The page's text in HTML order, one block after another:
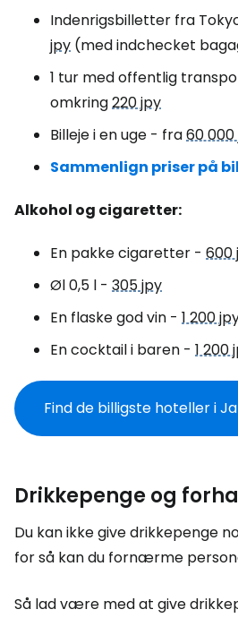
Indenrigsbilletter fra
jpy (med indchecket
1 tur med offentlig
omkring220 jpy
Billeje i en uge - fra60 000
Sammenlign priser på
Alkohol og cigaretter:
En pakke cigaretter - 600
Øl 0,5 l - 305 jpy
En flaske god vin - 1 200
En cocktail i baren - 1 200
Find de billigste hoteller i
Drikkepenge og
Du kan ikke give drikkepenge
for så kan du fornærme
Så lad være med at give